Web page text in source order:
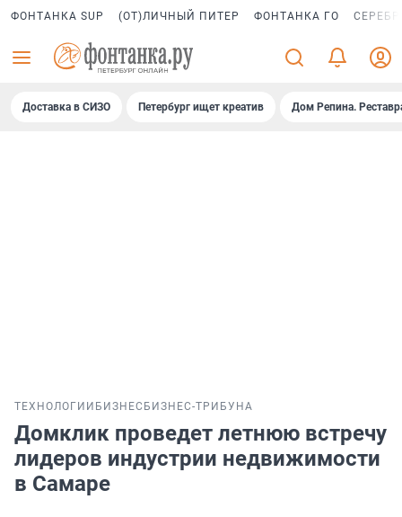
ФОНТАНКА SUP (ОТ)ЛИЧНЫЙ ПИТЕР ФОНТАНКА ГО
Доставка в СИЗО Петербург ищет креатив Дом Репина.
ТЕХНОЛОГИИ БИЗНЕС БИЗНЕС-ТРИБУНА
Домклик проведет летнюю встречу
лидеров индустрии недвижимости
в Самаре